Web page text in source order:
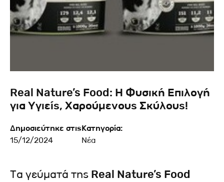
Real Nature’s Food: Η Φυσική Επιλογή
για Υγιείς, Χαρούμενους Σκύλους!
Δημοσιεύτηκε στις
15/12/2024
Κατηγορία:
Νέα
Τα γεύματά της Real Nature’s Food